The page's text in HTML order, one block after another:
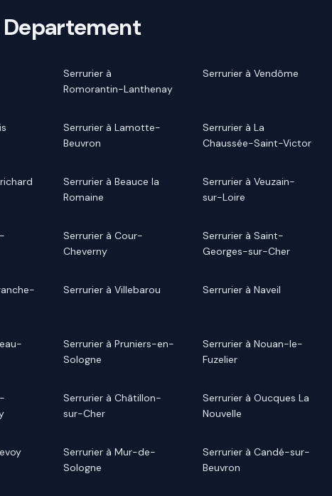
Departement
Serrurier à
Romorantin-Lanthenay
Serrurier à Vendôme
Serrurier à Lamotte-
Beuvron
Serrurier à La
Chaussée-Saint-Victor
Serrurier à Beauce la
Romaine
Serrurier à Veuzain-
sur-Loire
Serrurier à Cour-
Cheverny
Serrurier à Saint-
Georges-sur-Cher
Serrurier à Villebarou Serrurier à Naveil
Serrurier à Pruniers-en-
Sologne
Serrurier à Nouan-le-
Fuzelier
Serrurier à Châtillon-
sur-Cher
Serrurier à Oucques La
Nouvelle
Serrurier à Mur-de-
Sologne
Serrurier à Candé-sur-
Beuvron